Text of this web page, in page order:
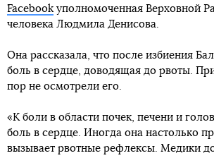
Facebook уполномоченная Верховной
человека Людмила Денисова.
Она рассказала, что после избиения
боль в сердце, доводящая до рвоты.
пор не осмотрели его.
«К боли в области почек, печени и
боль в сердце. Иногда она настолько
вызывает рвотные рефлексы. Медики